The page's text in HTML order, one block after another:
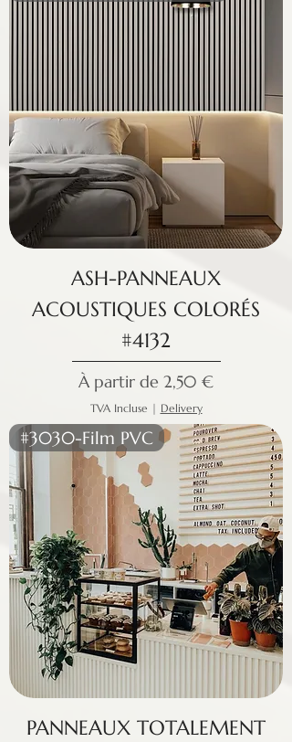
ASH-PANNEAUX
ACOUSTIQUES COLORÉS
#4132
À partir de 2,50 €
Prix promotionnel
TVA Incluse | Delivery
#3030-Film PVC
PANNEAUX TOTALEMENT